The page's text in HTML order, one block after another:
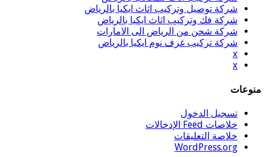
شركة توصيل وتركيب اثاث ايكيا بالرياض
شركة فك وتركيب اثاث ايكيا بالرياض
شركة شحن من الرياض الى الامارات
شركة تركيب غرف نوم ايكيا بالرياض
x
x
منوعات
تسجيل الدخول
خلاصات Feed الإدخالات
خلاصة التعليقات
WordPress.org